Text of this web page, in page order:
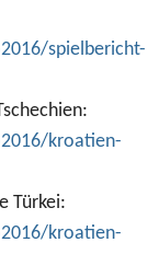
spielbericht-
kroatien-
Türkei:
kroatien-